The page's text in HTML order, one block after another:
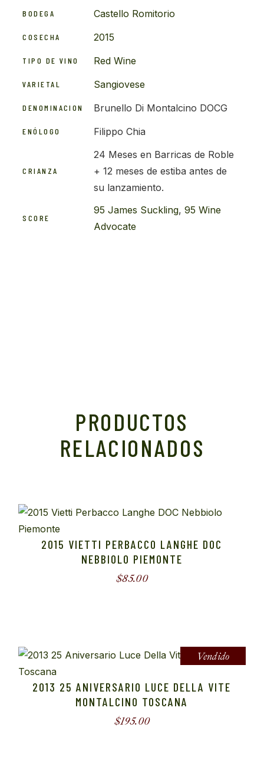
BODEGA Castello Romitorio
COSECHA 2015
TIPO DE VINO Red Wine
VARIETAL Sangiovese
DENOMINACION Brunello Di Montalcino DOCG
ENÓLOGO Filippo Chia
CRIANZA
24 Meses en Barricas de Roble
+ 12 meses de estiba antes de
su lanzamiento.
SCORE
95 James Suckling,95 Wine
Advocate
PRODUCTOS
RELACIONADOS
2015 VIETTI PERBACCO LANGHE DOC
NEBBIOLO PIEMONTE
$85.00
Vendido
2013 25 ANIVERSARIO LUCE DELLA VITE
MONTALCINO TOSCANA
$195.00